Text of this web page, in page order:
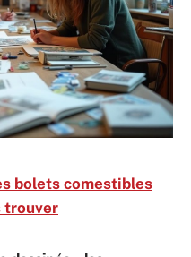
bolets comestibles
trouver